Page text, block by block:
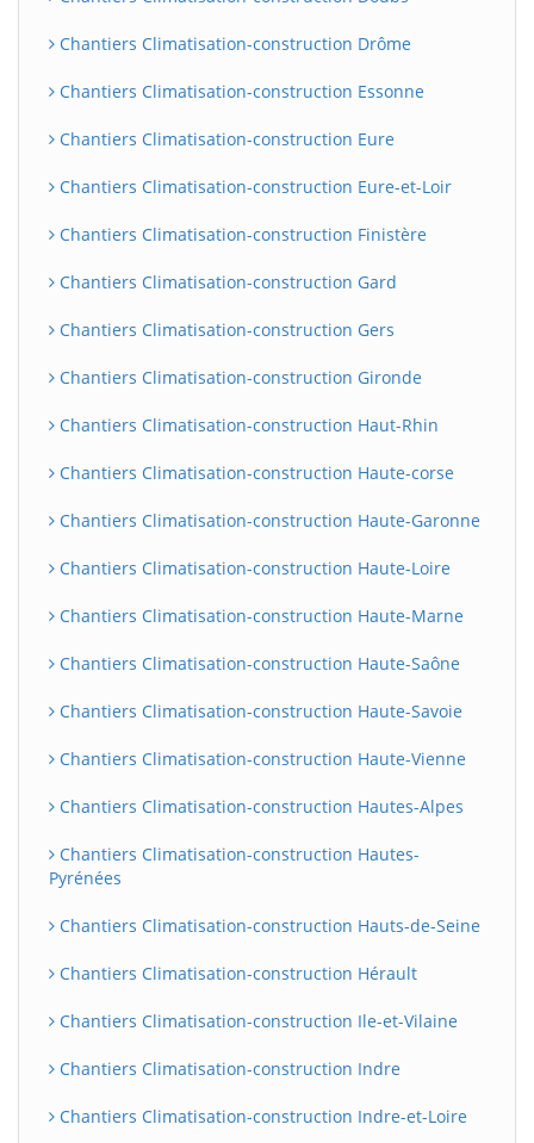
Chantiers Climatisation-construction Drôme
Chantiers Climatisation-construction Essonne
Chantiers Climatisation-construction Eure
Chantiers Climatisation-construction Eure-et-Loir
Chantiers Climatisation-construction Finistère
Chantiers Climatisation-construction Gard
Chantiers Climatisation-construction Gers
Chantiers Climatisation-construction Gironde
Chantiers Climatisation-construction Haut-Rhin
Chantiers Climatisation-construction Haute-corse
Chantiers Climatisation-construction Haute-Garonne
Chantiers Climatisation-construction Haute-Loire
Chantiers Climatisation-construction Haute-Marne
Chantiers Climatisation-construction Haute-Saône
Chantiers Climatisation-construction Haute-Savoie
Chantiers Climatisation-construction Haute-Vienne
Chantiers Climatisation-construction Hautes-Alpes
Chantiers Climatisation-construction Hautes-
Pyrénées
Chantiers Climatisation-construction Hauts-de-Seine
Chantiers Climatisation-construction Hérault
Chantiers Climatisation-construction Ile-et-Vilaine
Chantiers Climatisation-construction Indre
Chantiers Climatisation-construction Indre-et-Loire